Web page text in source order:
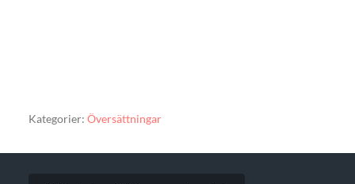
Kategorier: Översättningar